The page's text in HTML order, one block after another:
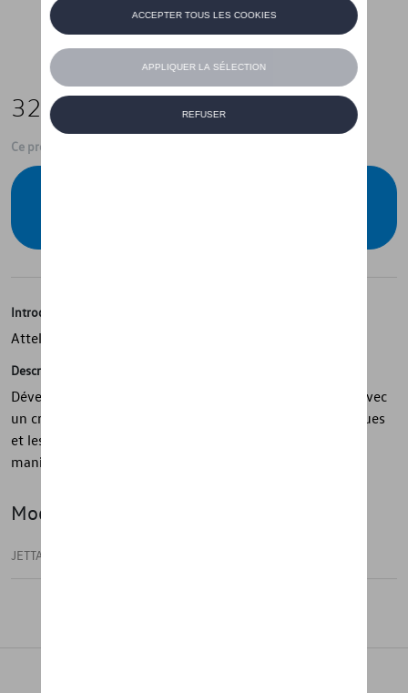
325,01 €
Ce produit n'est actuellement pas de stock
Introduction
Attelage de remorquage
Description
Développez les capacités de transport de votre voiture avec
un crochet d'attelage Volkswagen d'origine. Les remorques
et les systèmes de transport peuvent être utilisés de
manière fiable et sûre avec l'attelage.
Modèle(s)
JETTA